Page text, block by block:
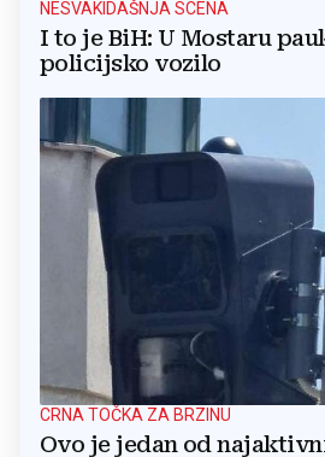
NESVAKIDAŠNJA SCENA
I to je BiH: U Mostaru
policijsko vozilo
CRNA TOČKA ZA BRZINU
Ovo je jedan od